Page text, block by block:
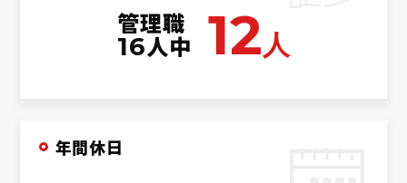
管理職
16人中 12人
年間休日